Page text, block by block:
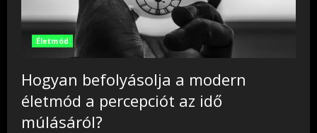
Életmód
Hogyan befolyásolja a modern
életmód a percepciót az idő
múlásáról?